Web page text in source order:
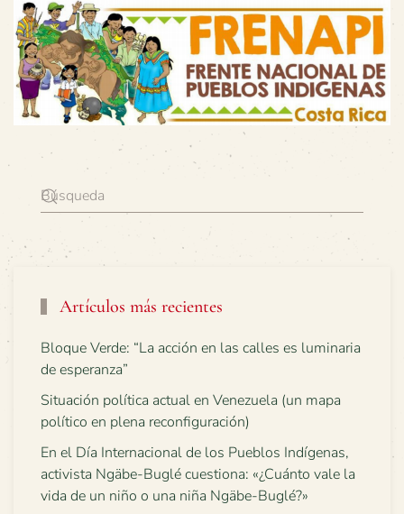
Artículos más recientes
Bloque Verde: “La acción en las calles es luminaria
de esperanza”
Situación política actual en Venezuela (un mapa
político en plena reconfiguración)
En el Día Internacional de los Pueblos Indígenas,
activista Ngäbe-Buglé cuestiona: «¿Cuánto vale la
vida de un niño o una niña Ngäbe-Buglé?»